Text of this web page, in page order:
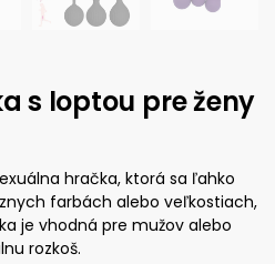
s loptou pre ženy
hračka, ktorá sa ľahko
farbách alebo veľkostiach,
je vhodná pre mužov alebo
rozkoš.